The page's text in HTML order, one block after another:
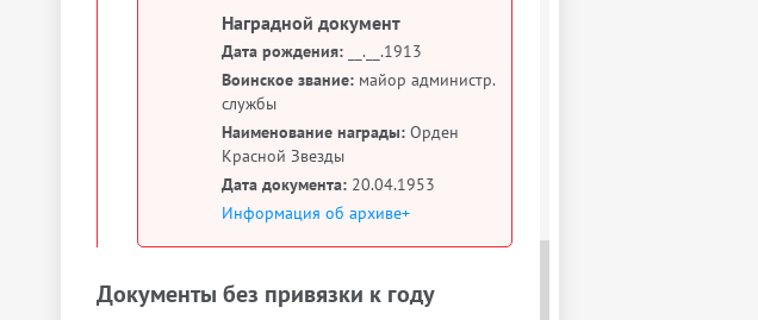
Наградной документ
Дата рождения: __.__.1913
Воинское звание: майор администр.
службы
Наименование награды: Орден
Красной Звезды
Дата документа: 20.04.1953
Информация об архиве+
Документы без привязки к году